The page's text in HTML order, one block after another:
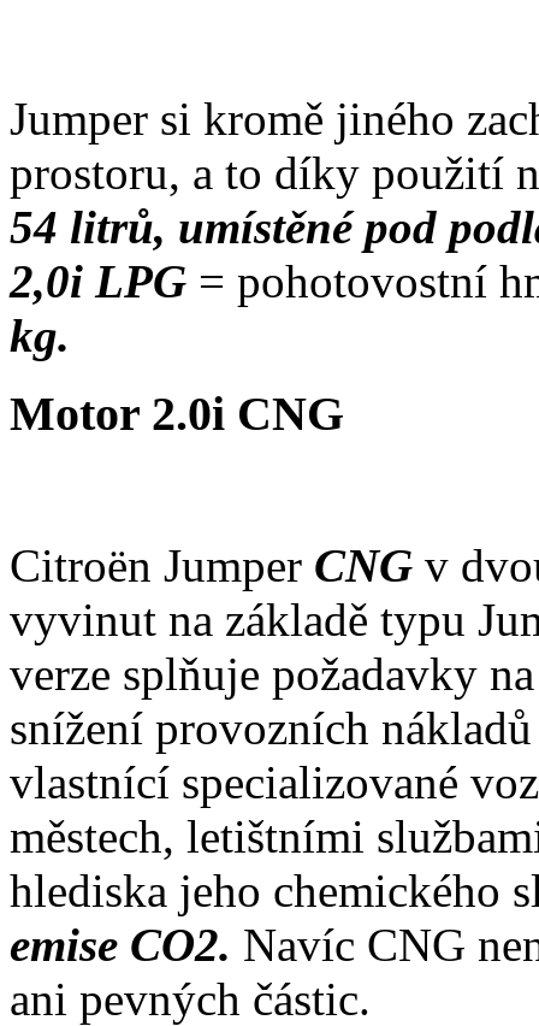
Jumper si kromě jiného
prostoru, a to díky použití
54 litrů, umístěné pod
2,0i LPG = pohotovostní
kg.
Motor 2.0i CNG
Citroën Jumper CNG v
vyvinut na základě typu
verze splňuje požadavky
snížení provozních
vlastnící specializované
městech, letištními
hlediska jeho chemického
emise CO2. Navíc CNG
ani pevných částic.